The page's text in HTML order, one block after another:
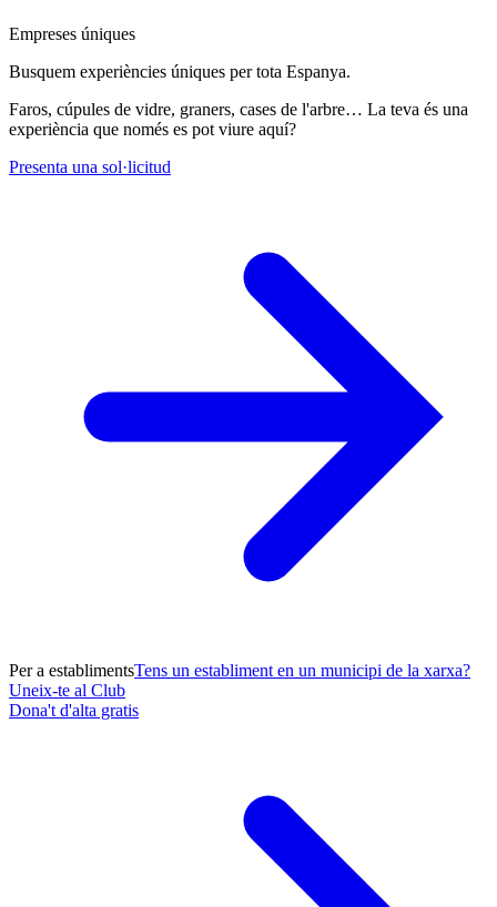
Empreses úniques
Busquem experiències úniques per tota Espanya.
Faros, cúpules de vidre, graners, cases de l'arbre… La teva és una
experiència que només es pot viure aquí?
Presenta una sol·licitud
Per a establimentsTens un establiment en un municipi de la xarxa?
Uneix-te al Club
Dona't d'alta gratis